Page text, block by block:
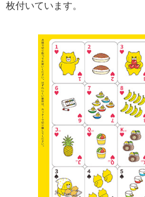
枚付いています。